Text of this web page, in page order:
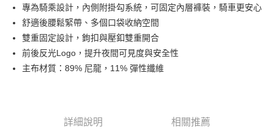
每筆NT$80，滿NT$10,000(含以上)免運費
付款後全家取貨
每筆NT$80，滿NT$10,000(含以上)免運費
7-11店到店
專為騎乘設計，內側附掛勾系統，可固定內層褲裝，騎車更安心
舒適後腰鬆緊帶、多個口袋收納空間
雙重固定設計，鉤扣與壓釦雙重開合
前後反光Logo，提升夜間可見度與安全性
主布材質：89% 尼龍，11% 彈性纖維
詳細說明 相關推薦